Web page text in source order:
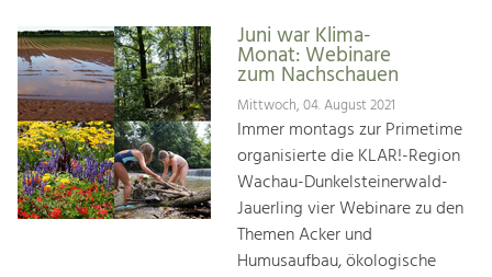
Juni war Klima-
Monat: Webinare
zum Nachschauen
Mittwoch, 04. August 2021
Immer montags zur Primetime
organisierte die KLAR!-Region
Wachau-Dunkelsteinerwald-
Jauerling vier Webinare zu den
Themen Acker und
Humusaufbau, ökologische